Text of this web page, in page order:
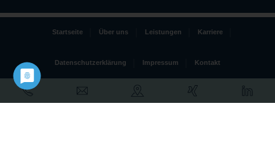
Startseite Über uns Leistungen Karriere
Datenschutzerklärung Impressum Kontakt